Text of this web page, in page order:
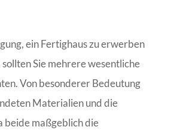
ein Fertighaus zu erwerben
Sie mehrere wesentliche
Von besonderer Bedeutung
Materialien und die
beide maßgeblich die